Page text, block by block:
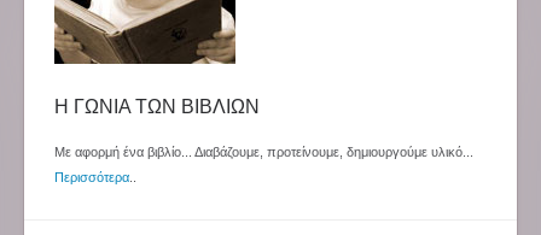
Η ΓΩΝΙΑ ΤΩΝ ΒΙΒΛΙΩΝ
Με αφορμή ένα βιβλίο... Διαβάζουμε, προτείνουμε, δημιουργούμε υλικό...
Περισσότερα